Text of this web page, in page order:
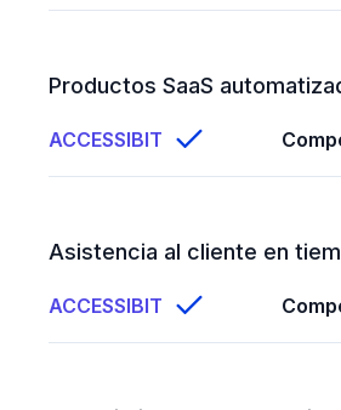
Productos SaaS
ACCESSIBIT
Asistencia al cliente en
ACCESSIBIT